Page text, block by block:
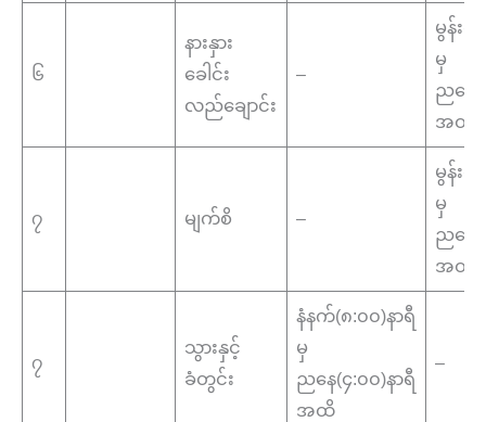
၆
နားနှား
ခေါင်း
လည်ချောင်း
–
မွန်းလွဲ
မှ
ညနေ(
အထိ
၇ မျက်စိ –
မွန်းလွဲ
မှ
ညနေ(
အထိ
၇
သွားနှင့်
ခံတွင်း
နံနက်(၈:၀၀)နာရီ
မှ
ညနေ(၄:၀၀)နာရီ
အထိ
–